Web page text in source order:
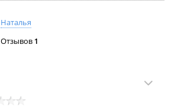
Наталья
Отзывов 1